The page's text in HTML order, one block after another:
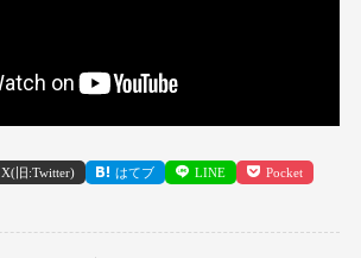
X(旧:Twitter) はてブ LINE Pocket